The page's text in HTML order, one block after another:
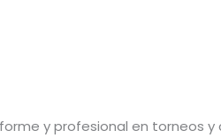
y profesional en torneos